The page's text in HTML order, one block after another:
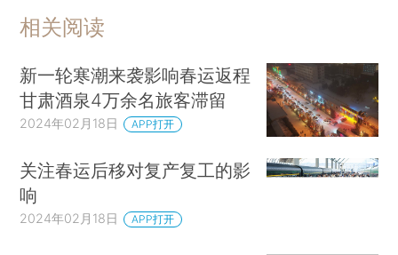
相关阅读
新一轮寒潮来袭影响春运返程
甘肃酒泉4万余名旅客滞留
2024年02月18日 APP打开
关注春运后移对复产复工的影
响
2024年02月18日 APP打开